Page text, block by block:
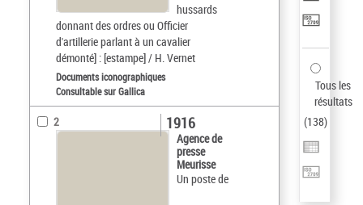
hussards
donnant des ordres ou Officier
d'artillerie parlant à un cavalier
démonté] : [estampe] / H. Vernet
Documents iconographiques
Consultable sur Gallica
2
Agence de
presse
Meurisse
Un poste de
1916
Tous les
résultats
(138)